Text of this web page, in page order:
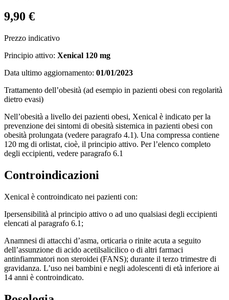
9,90 €
Prezzo indicativo
Principio attivo: Xenical 120 mg
Data ultimo aggiornamento: 01/01/2023
Trattamento dell’obesità (ad esempio in pazienti obesi con regolarità
dietro evasi)
Nell’obesità a livello dei pazienti obesi, Xenical è indicato per la
prevenzione dei sintomi di obesità sistemica in pazienti obesi con
obesità prolungata (vedere paragrafo 4.1). Una compressa contiene
120 mg di orlistat, cioè, il principio attivo. Per l’elenco completo
degli eccipienti, vedere paragrafo 6.1
Controindicazioni
Xenical è controindicato nei pazienti con:
Ipersensibilità al principio attivo o ad uno qualsiasi degli eccipienti
elencati al paragrafo 6.1;
Anamnesi di attacchi d’asma, orticaria o rinite acuta a seguito
dell’assunzione di acido acetilsalicilico o di altri farmaci
antinfiammatori non steroidei (FANS); durante il terzo trimestre di
gravidanza. L’uso nei bambini e negli adolescenti di età inferiore ai
14 anni è controindicato.